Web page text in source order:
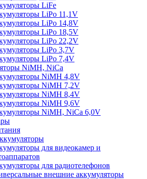
LiFe
LiPo 11,1V
LiPo 14,8V
LiPo 18,5V
LiPo 22,2V
LiPo 3,7V
LiPo 7,4V
NiMH, NiCa
NiMH 4,8V
NiMH 7,2V
NiMH 8,4V
NiMH 9,6V
NiMH, NiCa 6,0V
для видеокамер и
для радиотелефонов
внешние аккумуляторы